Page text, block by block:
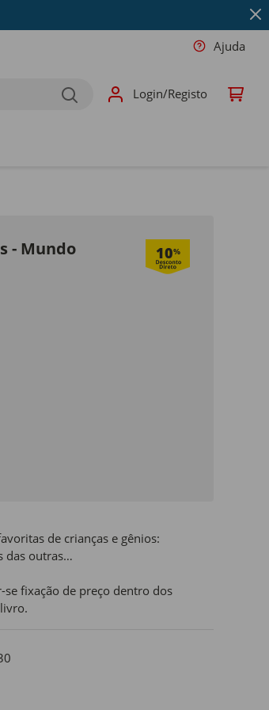
Ajuda
Login/Registo
- Mundo 10%
de crianças e gênios:
das outras…
fixação de preço dentro dos